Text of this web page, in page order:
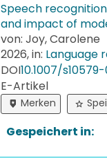
Speech
and impact of
von: Joy, Carolene
2026, in: Language
DOI10.​1007/​
E-Artikel
Merken
Gespeichert in: